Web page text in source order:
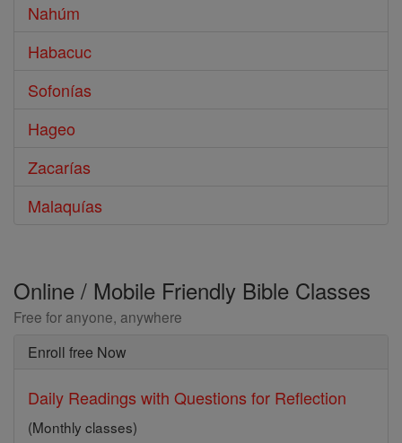
Nahúm
Habacuc
Sofonías
Hageo
Zacarías
Malaquías
Online / Mobile Friendly Bible Classes
Free for anyone, anywhere
Enroll free Now
Daily Readings with Questions for Reflection
(Monthly classes)